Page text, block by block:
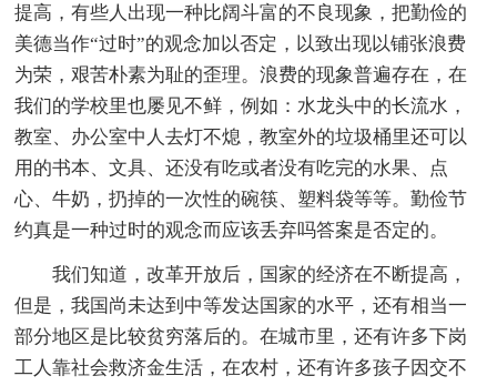
提高，有些人出现一种比阔斗富的不良现象，把勤俭的
美德当作“过时”的观念加以否定，以致出现以铺张浪费
为荣，艰苦朴素为耻的歪理。浪费的现象普遍存在，在
我们的学校里也屡见不鲜，例如：水龙头中的长流水，
教室、办公室中人去灯不熄，教室外的垃圾桶里还可以
用的书本、文具、还没有吃或者没有吃完的水果、点
心、牛奶，扔掉的一次性的碗筷、塑料袋等等。勤俭节
约真是一种过时的观念而应该丢弃吗答案是否定的。
我们知道，改革开放后，国家的经济在不断提高，
但是，我国尚未达到中等发达国家的水平，还有相当一
部分地区是比较贫穷落后的。在城市里，还有许多下岗
工人靠社会救济金生活，在农村，还有许多孩子因交不